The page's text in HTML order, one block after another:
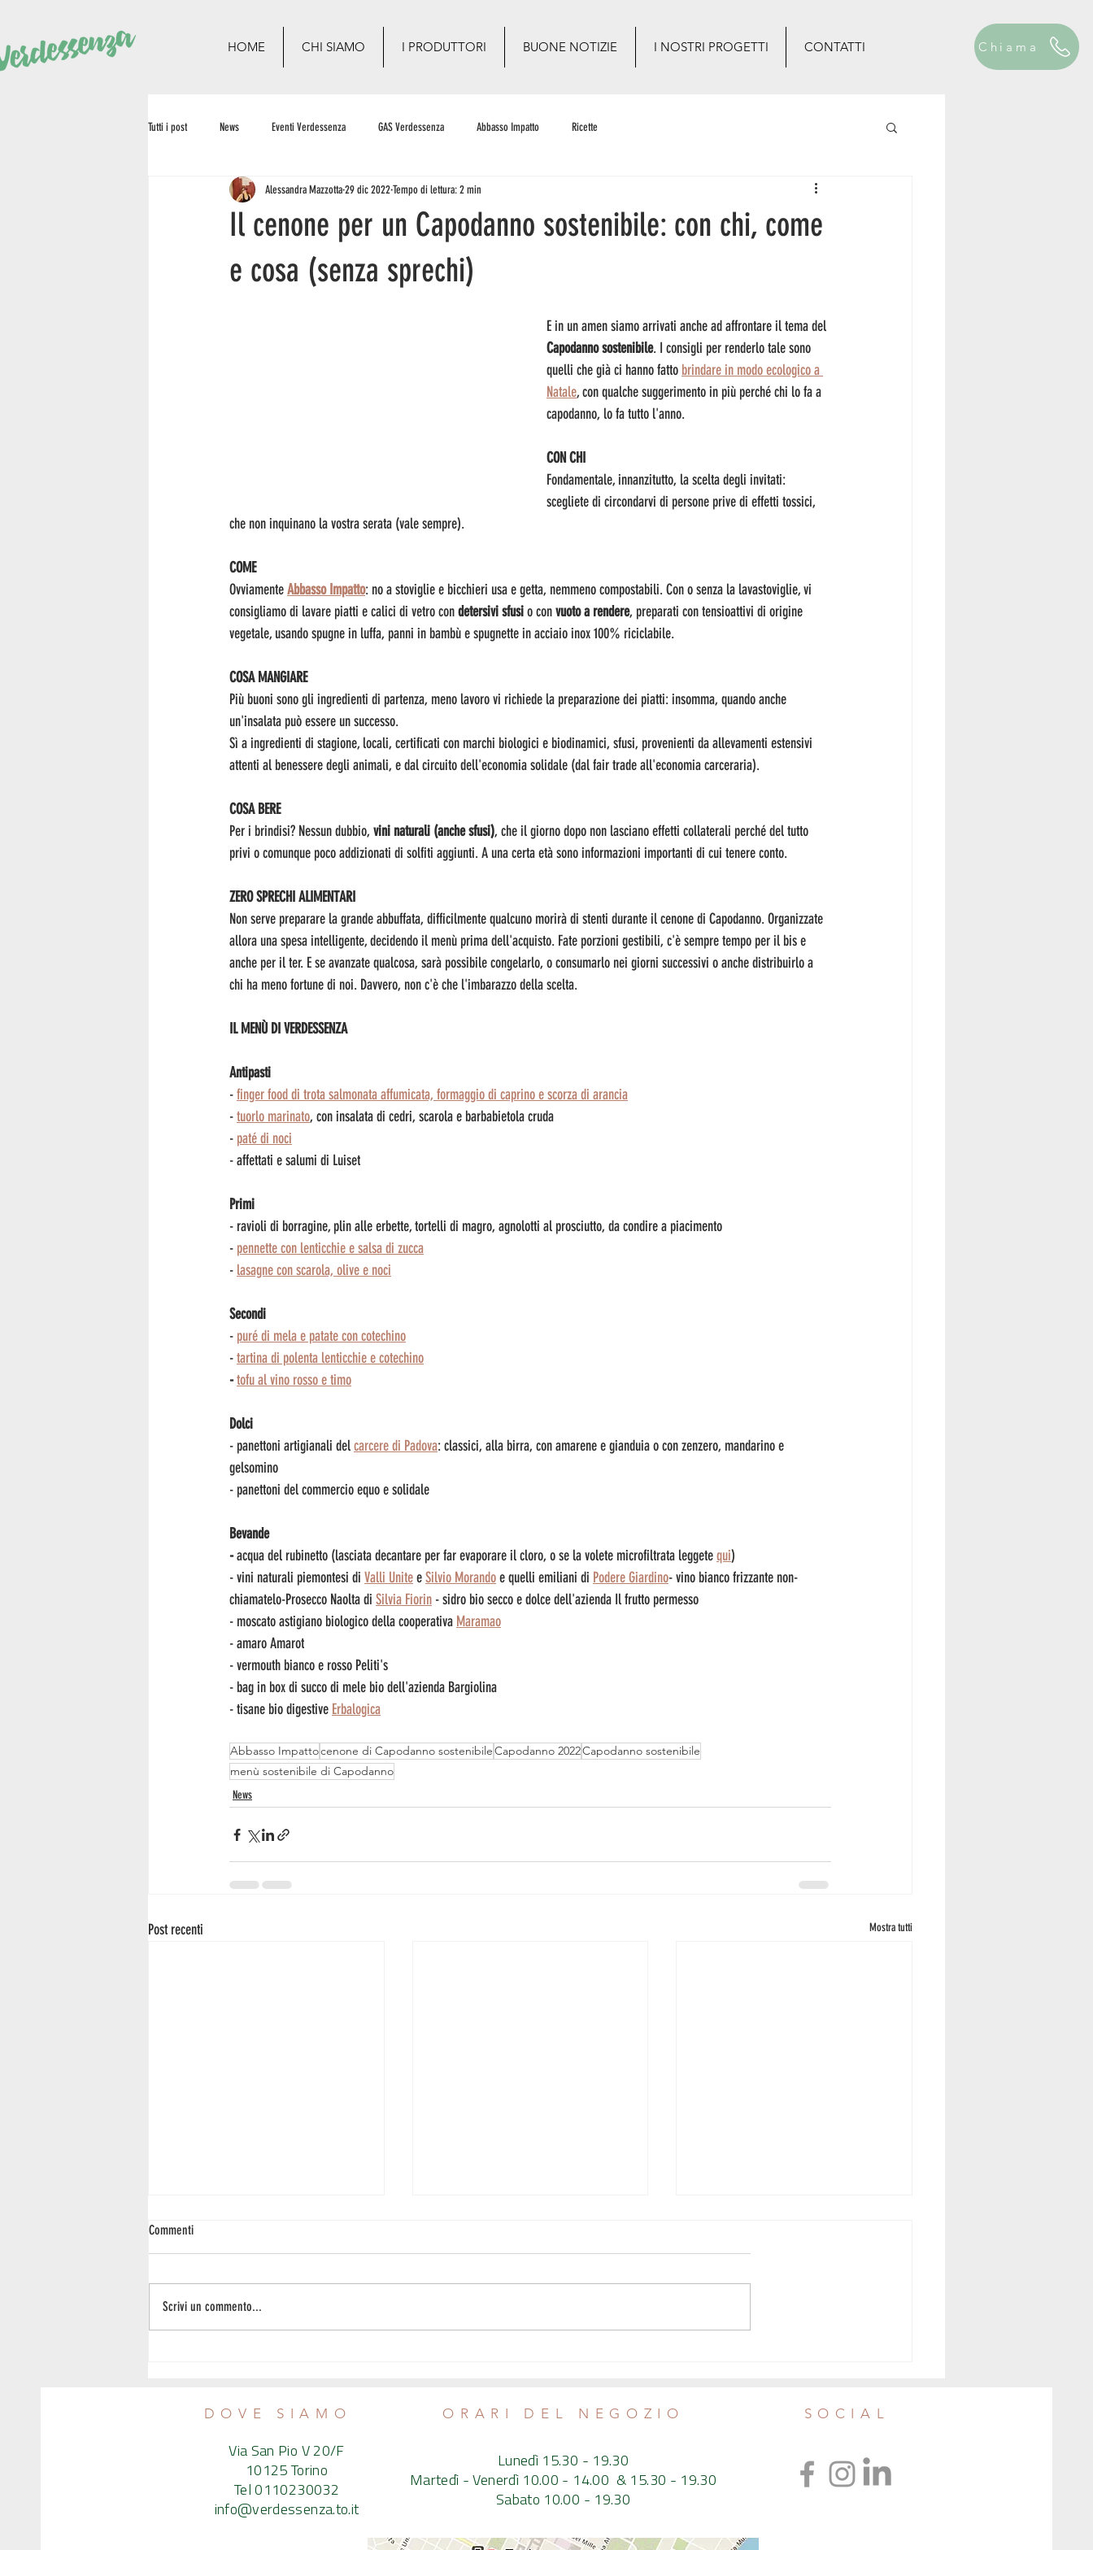
HOME CHI SIAMO I PRODUTTORI BUONE NOTIZIE I NOSTRI PROGETTI CONTATTI Chiama
Tutti i post News Eventi Verdessenza GAS Verdessenza Abbasso Impatto Ricette
Il cenone per un Capodanno sostenibile: con chi, come
e cosa (senza sprechi)
Alessandra Mazzotta29 dic 2022Tempo di lettura: 2 min
E in un amen siamo arrivati anche ad affrontare il tema del
Capodanno sostenibile. I consigli per renderlo tale sono
quelli che già ci hanno fatto brindare in modo ecologico a
Natale, con qualche suggerimento in più perché chi lo fa a
capodanno, lo fa tutto l'anno.
CON CHI
Fondamentale, innanzitutto, la scelta degli invitati:
scegliete di circondarvi di persone prive di effetti tossici,
che non inquinano la vostra serata (vale sempre).
COME
Ovviamente Abbasso Impatto: no a stoviglie e bicchieri usa e getta, nemmeno compostabili. Con o senza la lavastoviglie, vi
consigliamo di lavare piatti e calici di vetro con detersivi sfusi o con vuoto a rendere, preparati con tensioattivi di origine
vegetale, usando spugne in luffa, panni in bambù e spugnette in acciaio inox 100% riciclabile.
COSA MANGIARE
Più buoni sono gli ingredienti di partenza, meno lavoro vi richiede la preparazione dei piatti: insomma, quando anche
un'insalata può essere un successo.
Sì a ingredienti di stagione, locali, certificati con marchi biologici e biodinamici, sfusi, provenienti da allevamenti estensivi
attenti al benessere degli animali, e dal circuito dell'economia solidale (dal fair trade all'economia carceraria).
COSA BERE
Per i brindisi? Nessun dubbio, vini naturali (anche sfusi), che il giorno dopo non lasciano effetti collaterali perché del tutto
privi o comunque poco addizionati di solfiti aggiunti. A una certa età sono informazioni importanti di cui tenere conto.
ZERO SPRECHI ALIMENTARI
Non serve preparare la grande abbuffata, difficilmente qualcuno morirà di stenti durante il cenone di Capodanno. Organizzate
allora una spesa intelligente, decidendo il menù prima dell'acquisto. Fate porzioni gestibili, c'è sempre tempo per il bis e
anche per il ter. E se avanzate qualcosa, sarà possibile congelarlo, o consumarlo nei giorni successivi o anche distribuirlo a
chi ha meno fortune di noi. Davvero, non c'è che l'imbarazzo della scelta.
IL MENÙ DI VERDESSENZA
Antipasti
- finger food di trota salmonata affumicata, formaggio di caprino e scorza di arancia
- tuorlo marinato, con insalata di cedri, scarola e barbabietola cruda
- paté di noci
- affettati e salumi di Luiset
Primi
- ravioli di borragine, plin alle erbette, tortelli di magro, agnolotti al prosciutto, da condire a piacimento
- pennette con lenticchie e salsa di zucca
- lasagne con scarola, olive e noci
Secondi
- puré di mela e patate con cotechino
- tartina di polenta lenticchie e cotechino
- tofu al vino rosso e timo
Dolci
- panettoni artigianali del carcere di Padova: classici, alla birra, con amarene e gianduia o con zenzero, mandarino e
gelsomino
- panettoni del commercio equo e solidale
Bevande
- acqua del rubinetto (lasciata decantare per far evaporare il cloro, o se la volete microfiltrata leggete qui)
- vini naturali piemontesi di Valli Unite e Silvio Morando e quelli emiliani di Podere Giardino- vino bianco frizzante non-
chiamatelo-Prosecco Naolta di Silvia Fiorin - sidro bio secco e dolce dell'azienda Il frutto permesso
- moscato astigiano biologico della cooperativa Maramao
- amaro Amarot
- vermouth bianco e rosso Peliti's
- bag in box di succo di mele bio dell'azienda Bargiolina
- tisane bio digestive Erbalogica
Abbasso Impattocenone di Capodanno sostenibileCapodanno 2022Capodanno sostenibile
menù sostenibile di Capodanno
News
Post recenti Mostra tutti
Commenti
Scrivi un commento...
DOVE SIAMO ORARI DEL NEGOZIO
Via San Pio V 20/F
10125 Torino
Tel 0110230032
info@verdessenza.to.it
Lunedì 15.30 - 19.30
Martedì - Venerdì 10.00 - 14.00 & 15.30 - 19.30
Sabato 10.00 - 19.30
SOCIAL